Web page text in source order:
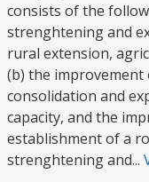
consists of the
strenghtening and
rural extension,
(b) the
consolidation and
capacity, and the
establishment of a
strenghtening and...